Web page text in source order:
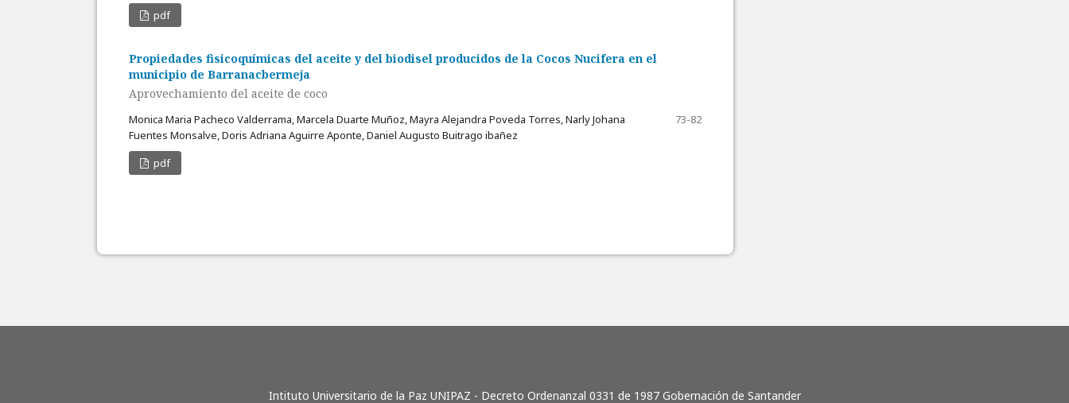
pdf
Propiedades fisicoquímicas del aceite y del biodisel producidos de la Cocos Nucifera en el
municipio de Barranacbermeja
Aprovechamiento del aceite de coco
Monica Maria Pacheco Valderrama, Marcela Duarte Muñoz, Mayra Alejandra Poveda Torres, Narly Johana
Fuentes Monsalve, Doris Adriana Aguirre Aponte, Daniel Augusto Buitrago ibañez
73-82
pdf
Intituto Universitario de la Paz UNIPAZ - Decreto Ordenanzal 0331 de 1987 Gobernación de Santander